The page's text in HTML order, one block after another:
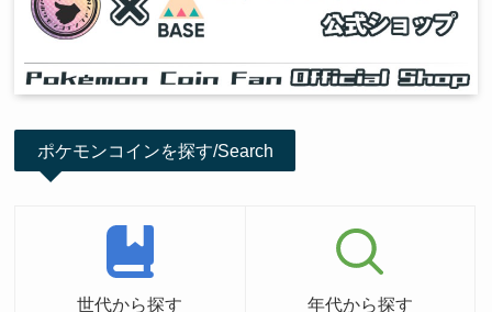
ポケモンコインを探す/Search
世代から探す
年代から探す